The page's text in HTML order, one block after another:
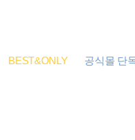
BEST&ONLY 공식몰 단